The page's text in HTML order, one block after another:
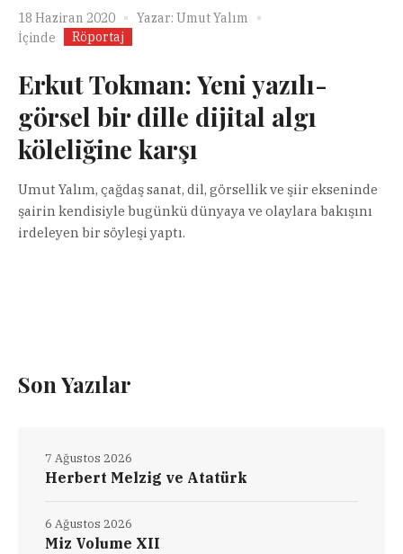
18 Haziran 2020 Yazar: Umut Yalım
İçinde
Röportaj
Erkut Tokman: Yeni yazılı-
görsel bir dille dijital algı
köleliğine karşı
Umut Yalım, çağdaş sanat, dil, görsellik ve şiir ekseninde
şairin kendisiyle bugünkü dünyaya ve olaylara bakışını
irdeleyen bir söyleşi yaptı.
Son Yazılar
Herbert Melzig ve Atatürk
7 Ağustos 2026
Miz Volume XII
6 Ağustos 2026